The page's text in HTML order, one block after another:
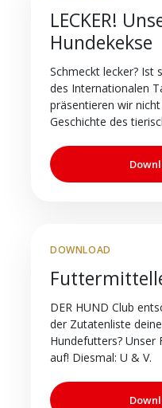
LECKER!
Hundekekse
Schmeckt lecker? Ist
des Internationalen
präsentieren wir
Geschichte des
DOWNLOAD
DER HUND Club
der Zutatenliste
Hundefutters?
auf! Diesmal: U & V.